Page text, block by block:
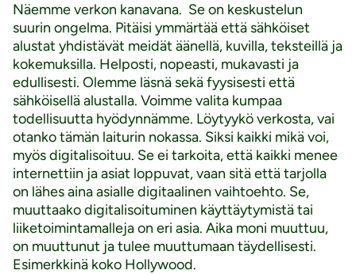
Näemme verkon kanavana. Se on keskustelun
suurin ongelma. Pitäisi ymmärtää että sähköiset
alustat yhdistävät meidät äänellä, kuvilla, teksteillä ja
kokemuksilla. Helposti, nopeasti, mukavasti ja
edullisesti. Olemme läsnä sekä fyysisesti että
sähköisellä alustalla. Voimme valita kumpaa
todellisuutta hyödynnämme. Löytyykö verkosta, vai
otanko tämän laiturin nokassa. Siksi kaikki mikä voi,
myös digitalisoituu. Se ei tarkoita, että kaikki menee
internettiin ja asiat loppuvat, vaan sitä että tarjolla
on lähes aina asialle digitaalinen vaihtoehto. Se,
muuttaako digitalisoituminen käyttäytymistä tai
liiketoimintamalleja on eri asia. Aika moni muuttuu,
on muuttunut ja tulee muuttumaan täydellisesti.
Esimerkkinä koko Hollywood.